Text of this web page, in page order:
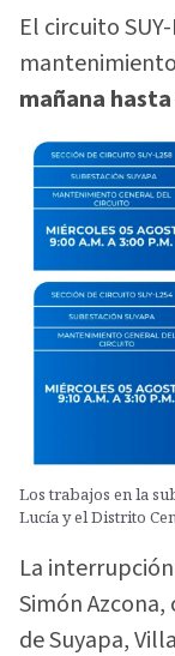
El circuito
mañana
Los trabajos en la
Lucía y el Distrito
La
Simón
de Suyapa,